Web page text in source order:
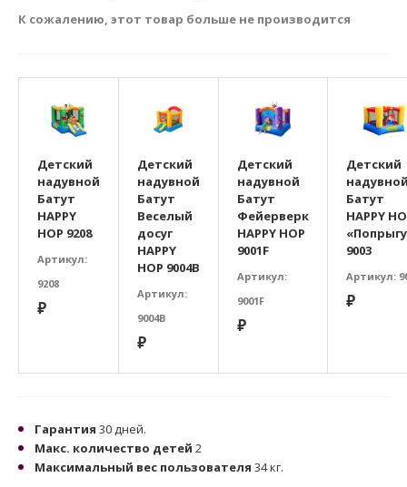
К сожалению, этот товар больше не производится
Детский
надувной
Батут
HAPPY
HOP 9208
Артикул:
9208
₽
Детский
надувной
Батут
Веселый
досуг
HAPPY
HOP 9004B
Артикул:
9004B
₽
Детский
надувной
Батут
Фейерверк
HAPPY HOP
9001F
Артикул:
9001F
₽
Детский
Батут
HAPPY
9003
Артикул:
₽
Гарантия 30 дней.
Макс. количество детей 2
Максимальный вес пользователя 34 кг.